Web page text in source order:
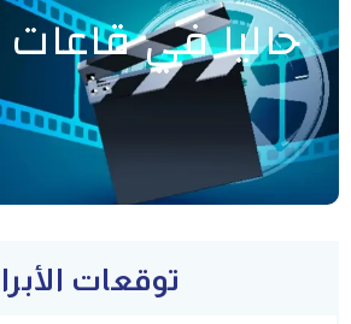
حاليا في قاعات
توقعات